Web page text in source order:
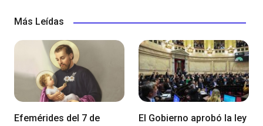
Más Leídas
Efemérides del 7 de
El Gobierno aprobó la ley